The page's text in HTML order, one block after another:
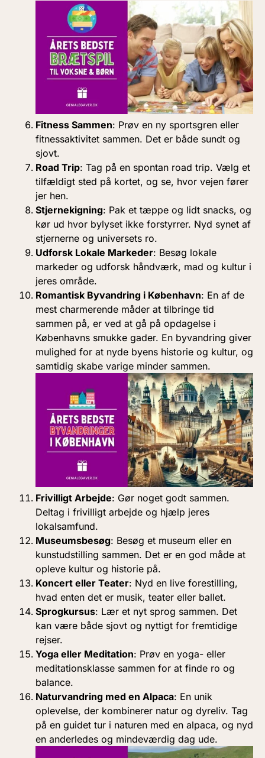
Fitness Sammen: Prøv en ny sportsgren eller
fitnessaktivitet sammen. Det er både sundt og
sjovt.
Road Trip: Tag på en spontan road trip. Vælg et
tilfældigt sted på kortet, og se, hvor vejen fører
jer hen.
Stjernekigning: Pak et tæppe og lidt snacks, og
kør ud hvor bylyset ikke forstyrrer. Nyd synet af
stjernerne og universets ro.
Udforsk Lokale Markeder: Besøg lokale
markeder og udforsk håndværk, mad og kultur i
jeres område.
Romantisk Byvandring i København: En af de
mest charmerende måder at tilbringe tid
sammen på, er ved at gå på opdagelse i
Københavns smukke gader. En byvandring giver
mulighed for at nyde byens historie og kultur, og
samtidig skabe varige minder sammen.
Frivilligt Arbejde: Gør noget godt sammen.
Deltag i frivilligt arbejde og hjælp jeres
lokalsamfund.
Museumsbesøg: Besøg et museum eller en
kunstudstilling sammen. Det er en god måde at
opleve kultur og historie på.
Koncert eller Teater: Nyd en live forestilling,
hvad enten det er musik, teater eller ballet.
Sprogkursus: Lær et nyt sprog sammen. Det
kan være både sjovt og nyttigt for fremtidige
rejser.
Yoga eller Meditation: Prøv en yoga- eller
meditationsklasse sammen for at finde ro og
balance.
Naturvandring med en Alpaca: En unik
oplevelse, der kombinerer natur og dyreliv. Tag
på en guidet tur i naturen med en alpaca, og nyd
en anderledes og mindeværdig dag ude.